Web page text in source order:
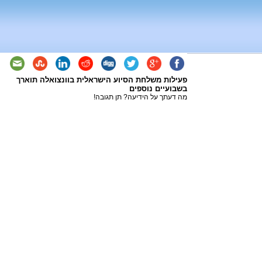
פעילות משלחת הסיוע הישראלית בוונצואלה תוארך
בשבועיים נוספים
מה דעתך על הידיעה? תן תגובה!